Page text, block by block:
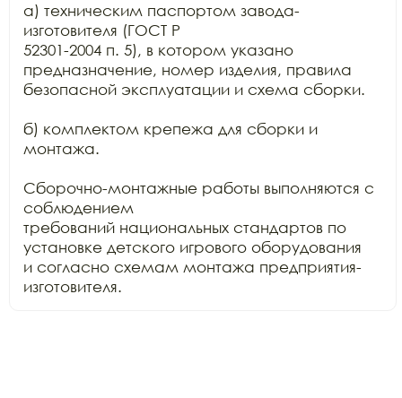
а) техническим паспортом завода-
изготовителя (ГОСТ Р
52301-2004 п. 5), в котором указано
предназначение, номер изделия, правила
безопасной эксплуатации и схема сборки.
б) комплектом крепежа для сборки и
монтажа.
Сборочно-монтажные работы выполняются с
соблюдением
требований национальных стандартов по
установке детского игрового оборудования
и согласно схемам монтажа предприятия-
изготовителя.